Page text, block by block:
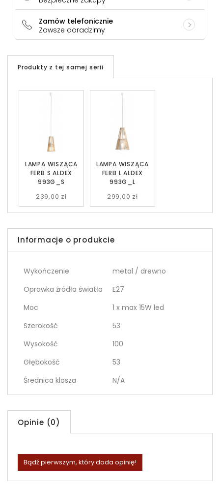
Zamów telefonicznie
Zawsze doradzimy
Produkty z tej samej serii
LAMPA WISZĄCA
FERB S ALDEX
993G_S
239,00 zł
LAMPA WISZĄCA
FERB L ALDEX
993G_L
299,00 zł
Informacje o produkcie
Wykończenie
metal / drewno
Oprawka źródła światła
E27
Moc
1 x max 15W led
Szerokość
53
Wysokość
100
Głębokość
53
Średnica klosza
N/A
Opinie (0)
Bądź pierwszym, który doda opinię!